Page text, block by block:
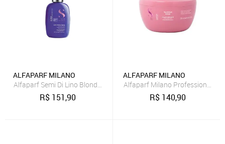
ALFAPARF MILANO
Alfaparf Semi Di Lino Blonde Anti-Yellow Leave-In 125ml
R$ 151,90
ALFAPARF MILANO
Alfaparf Milano Professional
R$ 140,90